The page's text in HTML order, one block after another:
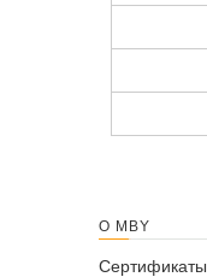
О MBY
Сертификаты